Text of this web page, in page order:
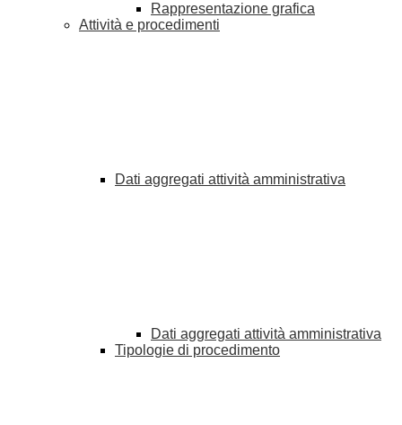
Rappresentazione grafica
Attività e procedimenti
Dati aggregati attività amministrativa
Dati aggregati attività amministrativa
Tipologie di procedimento